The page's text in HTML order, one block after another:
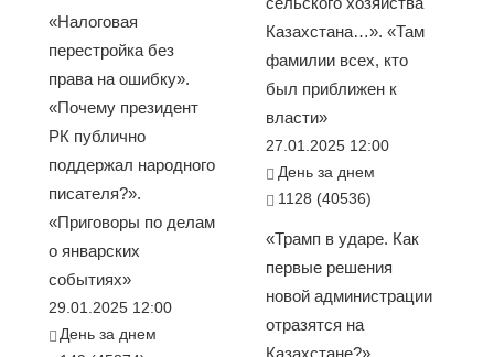
«Налоговая
перестройка без
права на ошибку».
«Почему президент
РК публично
поддержал народного
писателя?».
«Приговоры по делам
о январских
событиях»
29.01.2025 12:00
День за днем
Казахстана…». «Там
фамилии всех, кто
был приближен к
власти»
27.01.2025 12:00
День за днем
1128 (40536)
«Трамп в ударе. Как
первые решения
новой администрации
отразятся на
Казахстане?».